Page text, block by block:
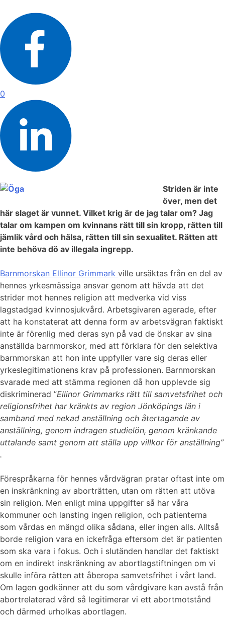
0
Striden är inte
över, men det
här slaget är vunnet. Vilket krig är de jag talar om? Jag
talar om kampen om kvinnans rätt till sin kropp, rätten till
jämlik vård och hälsa, rätten till sin sexualitet. Rätten att
inte behöva dö av illegala ingrepp.
Barnmorskan Ellinor Grimmark ville ursäktas från en del av
hennes yrkesmässiga ansvar genom att hävda att det
strider mot hennes religion att medverka vid viss
lagstadgad kvinnosjukvård. Arbetsgivaren agerade, efter
att ha konstaterat att denna form av arbetsvägran faktiskt
inte är förenlig med deras syn på vad de önskar av sina
anställda barnmorskor, med att förklara för den selektiva
barnmorskan att hon inte uppfyller vare sig deras eller
yrkeslegitimationens krav på professionen. Barnmorskan
svarade med att stämma regionen då hon upplevde sig
diskriminerad ”Ellinor Grimmarks rätt till samvetsfrihet och
religionsfrihet har kränkts av region Jönköpings län i
samband med nekad anställning och återtagande av
anställning, genom indragen studielön, genom kränkande
uttalande samt genom att ställa upp villkor för anställning”
.
Förespråkarna för hennes vårdvägran pratar oftast inte om
en inskränkning av aborträtten, utan om rätten att utöva
sin religion. Men enligt mina uppgifter så har våra
kommuner och lansting ingen religion, och patienterna
som vårdas en mängd olika sådana, eller ingen alls. Alltså
borde religion vara en ickefråga eftersom det är patienten
som ska vara i fokus. Och i slutänden handlar det faktiskt
om en indirekt inskränkning av abortlagstiftningen om vi
skulle införa rätten att åberopa samvetsfrihet i vårt land.
Om lagen godkänner att du som vårdgivare kan avstå från
abortrelaterad vård så legitimerar vi ett abortmotstånd
och därmed urholkas abortlagen.